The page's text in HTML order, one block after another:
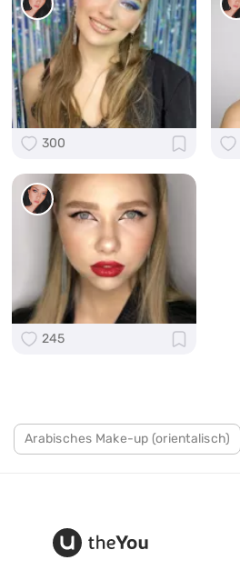
300
245
Arabisches Make-up (orientalisch)